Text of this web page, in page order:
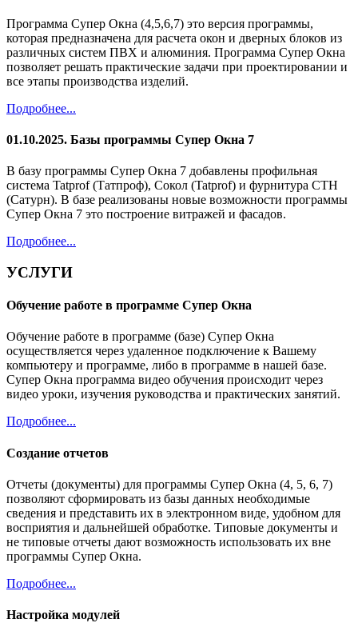
Программа Супер Окна (4,5,6,7) это версия программы,
которая предназначена для расчета окон и дверных блоков из
различных систем ПВХ и алюминия. Программа Супер Окна
позволяет решать практические задачи при проектировании и
все этапы производства изделий.
Подробнее...
01.10.2025. Базы программы Супер Окна 7
В базу программы Супер Окна 7 добавлены профильная
система Tatprof (Татпроф), Сокол (Tatprof) и фурнитура СТН
(Сатурн). В базе реализованы новые возможности программы
Супер Окна 7 это построение витражей и фасадов.
Подробнее...
УСЛУГИ
Обучение работе в программе Супер Окна
Обучение работе в программе (базе) Супер Окна
осуществляется через удаленное подключение к Вашему
компьютеру и программе, либо в программе в нашей базе.
Супер Окна программа видео обучения происходит через
видео уроки, изучения руководства и практических занятий.
Подробнее...
Создание отчетов
Отчеты (документы) для программы Супер Окна (4, 5, 6, 7)
позволяют сформировать из базы данных необходимые
сведения и представить их в электронном виде, удобном для
восприятия и дальнейшей обработке. Типовые документы и
не типовые отчеты дают возможность использовать их вне
программы Супер Окна.
Подробнее...
Настройка модулей